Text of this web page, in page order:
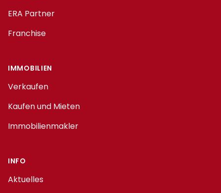
ERA Partner
Franchise
IMMOBILIEN
Verkaufen
Kaufen und Mieten
Immobilienmakler
INFO
Aktuelles